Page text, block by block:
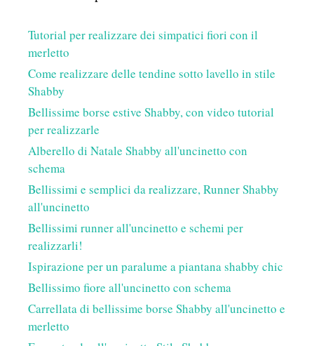
Tutorial per realizzare dei simpatici fiori con il
merletto
Come realizzare delle tendine sotto lavello in stile
Shabby
Bellissime borse estive Shabby, con video tutorial
per realizzarle
Alberello di Natale Shabby all'uncinetto con
schema
Bellissimi e semplici da realizzare, Runner Shabby
all'uncinetto
Bellissimi runner all'uncinetto e schemi per
realizzarli!
Ispirazione per un paralume a piantana shabby chic
Bellissimo fiore all'uncinetto con schema
Carrellata di bellissime borse Shabby all'uncinetto e
merletto